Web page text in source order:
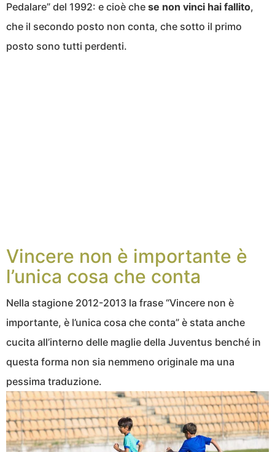
Pedalare” del 1992: e cioè che se non vinci hai fallito,
che il secondo posto non conta, che sotto il primo
posto sono tutti perdenti.
Vincere non è importante è
l’unica cosa che conta
Nella stagione 2012-2013 la frase “Vincere non è
importante, è l’unica cosa che conta” è stata anche
cucita all’interno delle maglie della Juventus benché in
questa forma non sia nemmeno originale ma una
pessima traduzione.